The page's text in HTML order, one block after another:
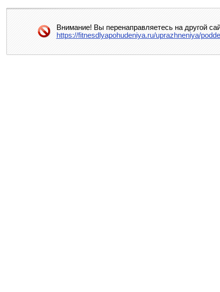
Внимание! Вы перенаправляетесь на другой
https://fitnesdlyapohudeniya.ru/uprazhneniya/